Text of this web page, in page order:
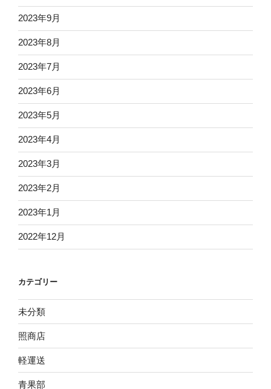
2023年9月
2023年8月
2023年7月
2023年6月
2023年5月
2023年4月
2023年3月
2023年2月
2023年1月
2022年12月
カテゴリー
未分類
照商店
軽運送
青果部